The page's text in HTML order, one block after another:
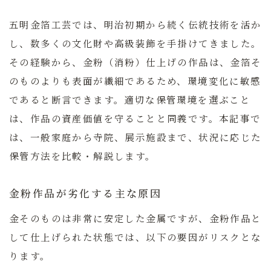
五明金箔工芸では、明治初期から続く伝統技術を活か
し、数多くの文化財や高級装飾を手掛けてきました。
その経験から、金粉（消粉）仕上げの作品は、金箔そ
のものよりも表面が繊細であるため、環境変化に敏感
であると断言できます。適切な保管環境を選ぶこと
は、作品の資産価値を守ることと同義です。本記事で
は、一般家庭から寺院、展示施設まで、状況に応じた
保管方法を比較・解説します。
金粉作品が劣化する主な原因
金そのものは非常に安定した金属ですが、金粉作品と
して仕上げられた状態では、以下の要因がリスクとな
ります。